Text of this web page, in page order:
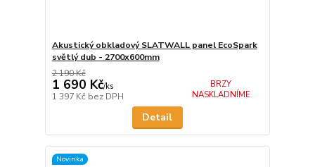
Akustický obkladový SLATWALL panel EcoSpark
světlý dub - 2700x600mm
2 190 Kč
1 690 Kč/ks
1 397 Kč bez DPH
BRZY
NASKLADNÍME
Detail
Novinka